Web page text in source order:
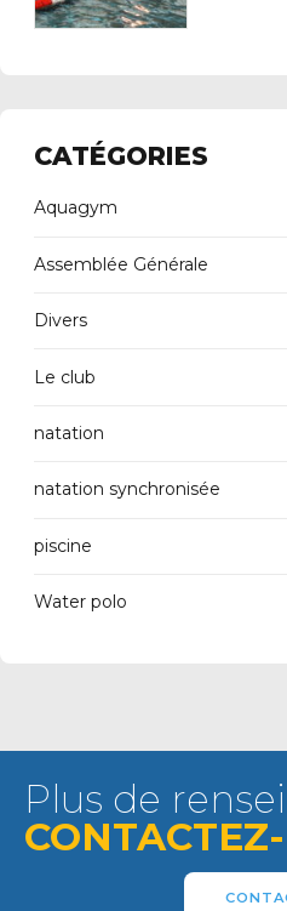
CATÉGORIES
Aquagym
Assemblée Générale
Divers
Le club
natation
natation synchronisée
piscine
Water polo
Plus de